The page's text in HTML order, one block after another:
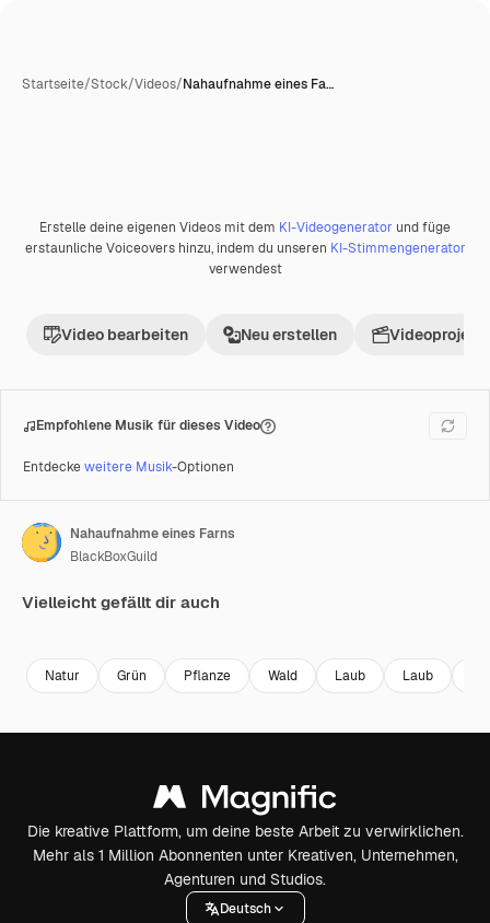
Startseite/Stock/Videos/Nahaufnahme eines Fa…
Premium
Erstelle deine eigenen Videos mit dem KI-Videogenerator und füge
erstaunliche Voiceovers hinzu, indem du unseren KI-Stimmengenerator
verwendest
Video bearbeiten Neu erstellen Videoprojekt
Empfohlene Musik für dieses Video
Entdeckeweitere Musik-Optionen
Nahaufnahme eines Farns
BlackBoxGuild
Vielleicht gefällt dir auch
Natur Grün Pflanze Wald Laub Laub
Die kreative Plattform, um deine beste Arbeit zu verwirklichen.
Mehr als 1 Million Abonnenten unter Kreativen, Unternehmen,
Agenturen und Studios.
Deutsch